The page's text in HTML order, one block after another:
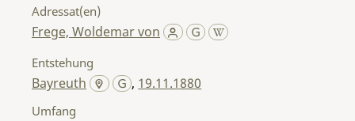
Adressat(en)
Frege, Woldemar von
Entstehung
Bayreuth , 19.11.1880
Umfang